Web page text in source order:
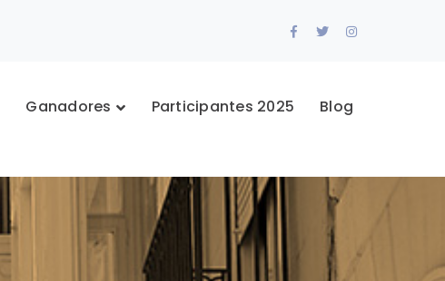
Facebook
TwitterInstagram
Ganadores Participantes 2025 Blog